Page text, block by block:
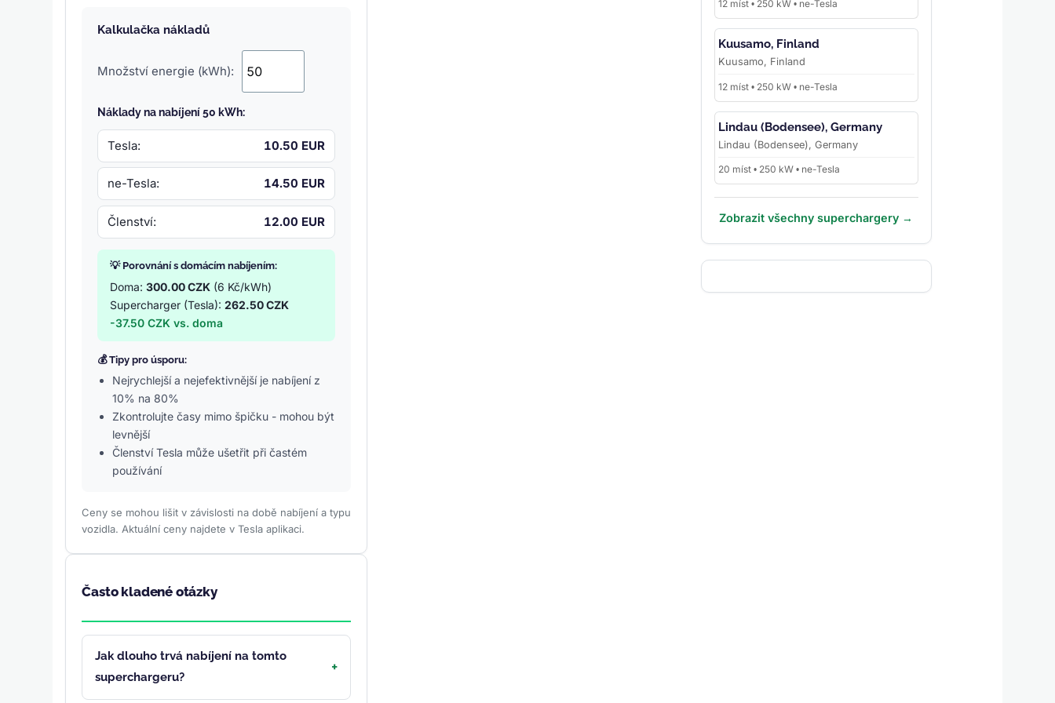
Kalkulačka nákladů
Množství energie (kWh):
Náklady na nabíjení 50 kWh:
Tesla: 10.50 EUR
ne-Tesla: 14.50 EUR
Členství: 12.00 EUR
💡 Porovnání s domácím nabíjením:
Doma:300.00 CZK (6 Kč/kWh)
Supercharger (Tesla):262.50 CZK
-37.50 CZK vs. doma
💰 Tipy pro úsporu:
Nejrychlejší a nejefektivnější je nabíjení z
10% na 80%
Zkontrolujte časy mimo špičku - mohou být
levnější
Členství Tesla může ušetřit při častém
používání
Ceny se mohou lišit v závislosti na době nabíjení a typu
vozidla. Aktuální ceny najdete v Tesla aplikaci.
Často kladené otázky
Jak dlouho trvá nabíjení na tomto
superchargeru?
12 míst • 250 kW • ne-Tesla
Kuusamo, Finland
Kuusamo, Finland
12 míst • 250 kW • ne-Tesla
Lindau (Bodensee), Germany
Lindau (Bodensee), Germany
20 míst • 250 kW • ne-Tesla
Zobrazit všechny superchargery →